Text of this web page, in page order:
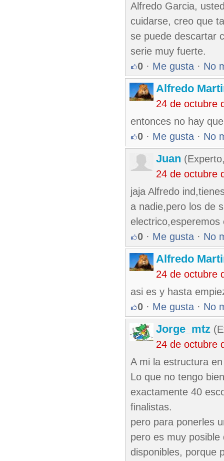
Alfredo Garcia,
cuidarse, creo que
se puede descartar
serie muy fuerte.
0 · Me gusta · No
Alfredo
24 de octubre
entonces no hay
0 · Me gusta · No
Juan
24 de octubre
jaja Alfredo
a nadie,pero los de
electrico,esperemos
0 · Me gusta · No
Alfredo
24 de octubre
asi es y hasta
0 · Me gusta · No
Jorge_mtz
24 de octubre
A mi la estructura
Lo que no tengo
exactamente 40
finalistas.
pero para ponerles
pero es muy
disponibles, porque